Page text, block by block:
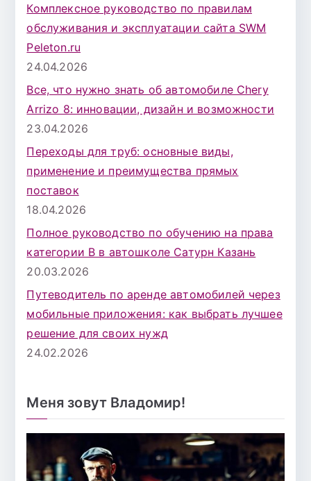
Комплексное руководство по правилам
обслуживания и эксплуатации сайта SWM
Peleton.ru
24.04.2026
Все, что нужно знать об автомобиле Chery
Arrizo 8: инновации, дизайн и возможности
23.04.2026
Переходы для труб: основные виды,
применение и преимущества прямых
поставок
18.04.2026
Полное руководство по обучению на права
категории B в автошколе Сатурн Казань
20.03.2026
Путеводитель по аренде автомобилей через
мобильные приложения: как выбрать лучшее
решение для своих нужд
24.02.2026
Меня зовут Владомир!